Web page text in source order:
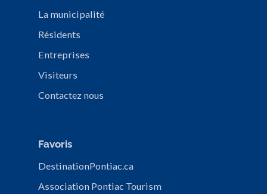
La municipalité
Résidents
Entreprises
Visiteurs
Contactez nous
Favoris
DestinationPontiac.ca
Association Pontiac Tourism